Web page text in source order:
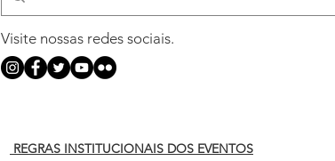
Visite nossas redes sociais.
REGRAS INSTITUCIONAIS DOS EVENTOS